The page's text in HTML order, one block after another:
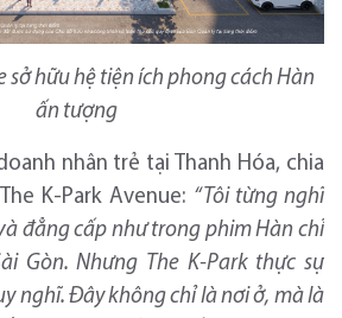
sở hữu hệ tiện ích phong cách Hàn
ấn tượng
nhân trẻ tại Thanh Hóa, chia
K-Park Avenue: “Tôi từng nghĩ
đẳng cấp như trong phim Hàn chỉ
Gòn. Nhưng The K-Park thực sự
nghĩ. Đây không chỉ là nơi ở, mà là